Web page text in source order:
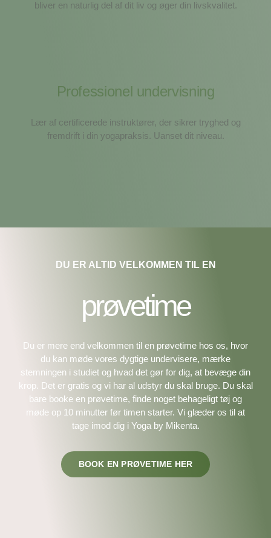
bliver en naturlig del af dit liv og øger din livskvalitet.
Professionel undervisning
Lær af certificerede instruktører, der sikrer tryghed og
fremdrift i din yogapraksis. Uanset dit niveau.
DU ER ALTID VELKOMMEN TIL EN
prøvetime
Du er mere end velkommen til en prøvetime hos os, hvor
du kan møde vores dygtige undervisere, mærke
stemningen i studiet og hvad det gør for dig, at bevæge din
krop. Det er gratis og vi har al udstyr du skal bruge. Du skal
bare booke en prøvetime, finde noget behageligt tøj og
møde op 10 minutter før timen starter. Vi glæder os til at
tage imod dig i Yoga by Mikenta.
BOOK EN PRØVETIME HER